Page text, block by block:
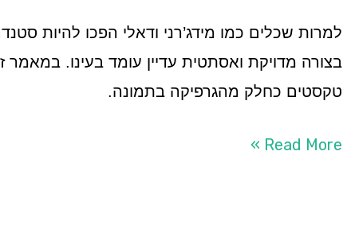
למרות שכלים כמו מידג’רני ודאלי הפכו להיות
בצורה מדויקת ואסתטית עדיין עומד בעינו.
טקסטים כחלק מהגרפיקה בתמונה.
Read More »